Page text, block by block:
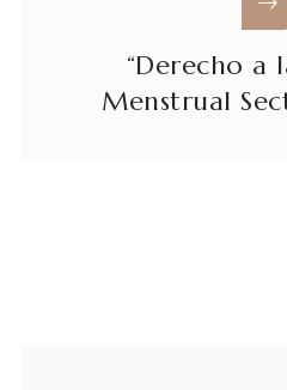
“Derecho a
Menstrual